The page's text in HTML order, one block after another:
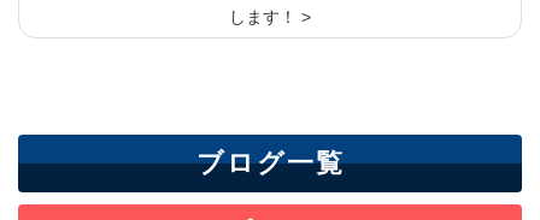
します！ >
ブログ一覧